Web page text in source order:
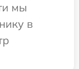
мы
в